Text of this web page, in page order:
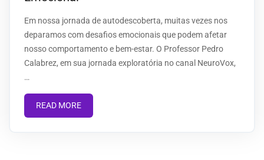
CONTACT
Em nossa jornada de autodescoberta, muitas vezes nos
deparamos com desafios emocionais que podem afetar
nosso comportamento e bem-estar. O Professor Pedro
Calabrez, em sua jornada exploratória no canal NeuroVox,
…
READ MORE